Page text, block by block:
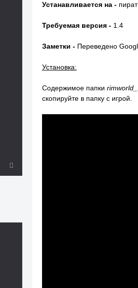
Устанавливается на -
Требуемая версия - 1.4
Заметки - Переведено
Установка:
Содержимое папки
скопируйте в папку с игрой.